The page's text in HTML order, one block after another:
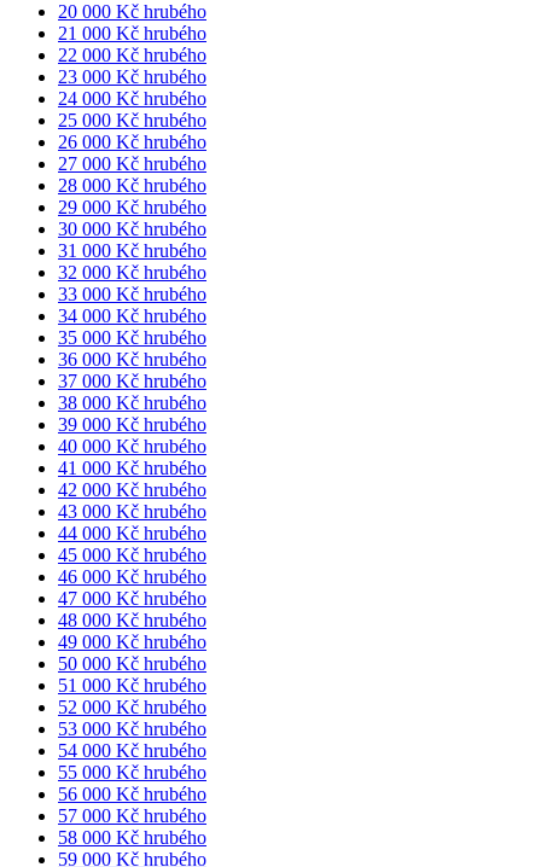
20 000 Kč hrubého
21 000 Kč hrubého
22 000 Kč hrubého
23 000 Kč hrubého
24 000 Kč hrubého
25 000 Kč hrubého
26 000 Kč hrubého
27 000 Kč hrubého
28 000 Kč hrubého
29 000 Kč hrubého
30 000 Kč hrubého
31 000 Kč hrubého
32 000 Kč hrubého
33 000 Kč hrubého
34 000 Kč hrubého
35 000 Kč hrubého
36 000 Kč hrubého
37 000 Kč hrubého
38 000 Kč hrubého
39 000 Kč hrubého
40 000 Kč hrubého
41 000 Kč hrubého
42 000 Kč hrubého
43 000 Kč hrubého
44 000 Kč hrubého
45 000 Kč hrubého
46 000 Kč hrubého
47 000 Kč hrubého
48 000 Kč hrubého
49 000 Kč hrubého
50 000 Kč hrubého
51 000 Kč hrubého
52 000 Kč hrubého
53 000 Kč hrubého
54 000 Kč hrubého
55 000 Kč hrubého
56 000 Kč hrubého
57 000 Kč hrubého
58 000 Kč hrubého
59 000 Kč hrubého